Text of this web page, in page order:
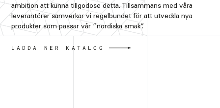
ambition att kunna tillgodose detta. Tillsammans med våra
leverantörer samverkar vi regelbundet för att utveckla nya
produkter som passar vår ”nordiska smak”.
LADDA NER KATALOG